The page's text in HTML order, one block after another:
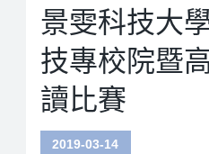
景雯科技大
技專校院暨
讀比賽
2019-03-14